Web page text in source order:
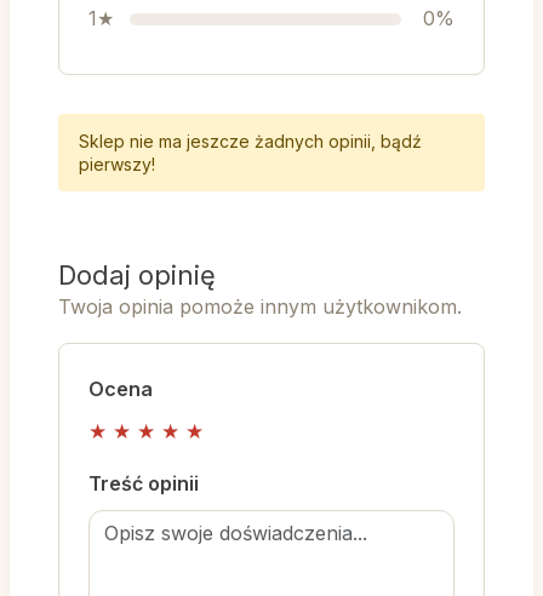
1★
0%
Sklep nie ma jeszcze żadnych opinii, bądź
pierwszy!
Dodaj opinię
Twoja opinia pomoże innym użytkownikom.
Ocena
★ ★ ★ ★ ★
Treść opinii